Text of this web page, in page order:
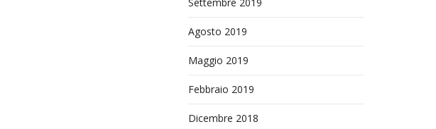
Agosto 2019
Maggio 2019
Febbraio 2019
Dicembre 2018